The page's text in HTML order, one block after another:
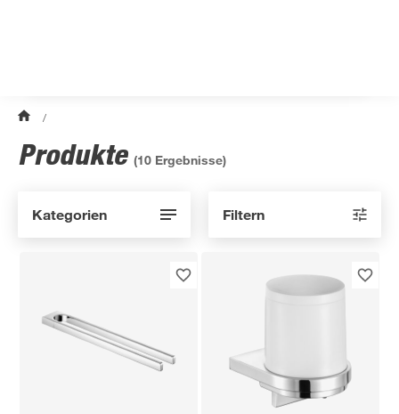
/
Produkte (10 Ergebnisse)
Kategorien Filtern